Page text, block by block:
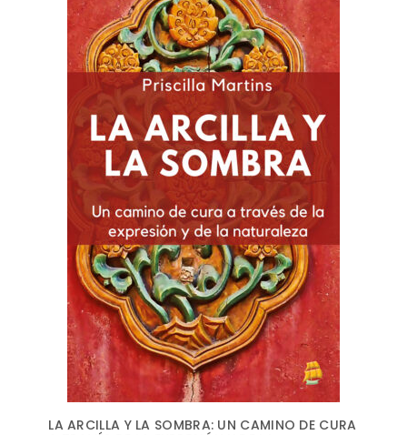
LA ARCILLA Y LA SOMBRA: UN CAMINO DE CURA